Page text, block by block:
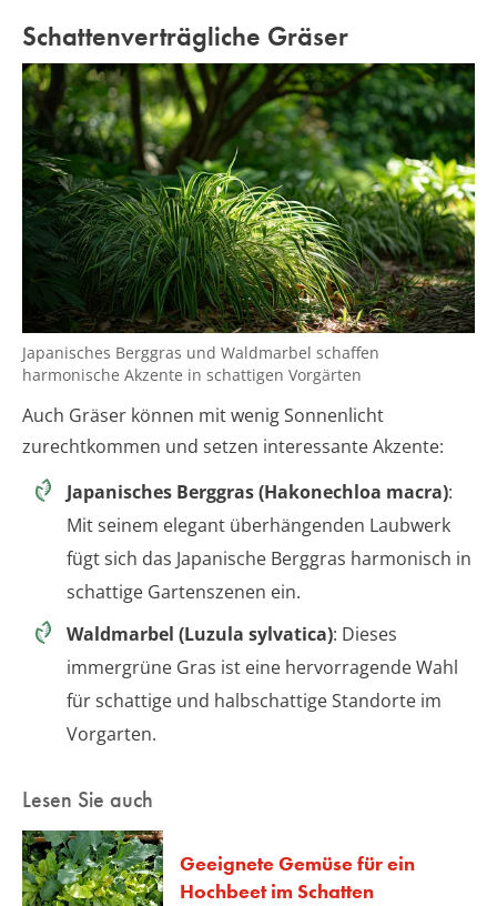
Schattenverträgliche Gräser
Japanisches Berggras und Waldmarbel schaffen
harmonische Akzente in schattigen Vorgärten
Auch Gräser können mit wenig Sonnenlicht
zurechtkommen und setzen interessante Akzente:
Japanisches Berggras (Hakonechloa macra):
Mit seinem elegant überhängenden Laubwerk
fügt sich das Japanische Berggras harmonisch in
schattige Gartenszenen ein.
Waldmarbel (Luzula sylvatica): Dieses
immergrüne Gras ist eine hervorragende Wahl
für schattige und halbschattige Standorte im
Vorgarten.
Lesen Sie auch
Geeignete Gemüse für ein
Hochbeet im Schatten